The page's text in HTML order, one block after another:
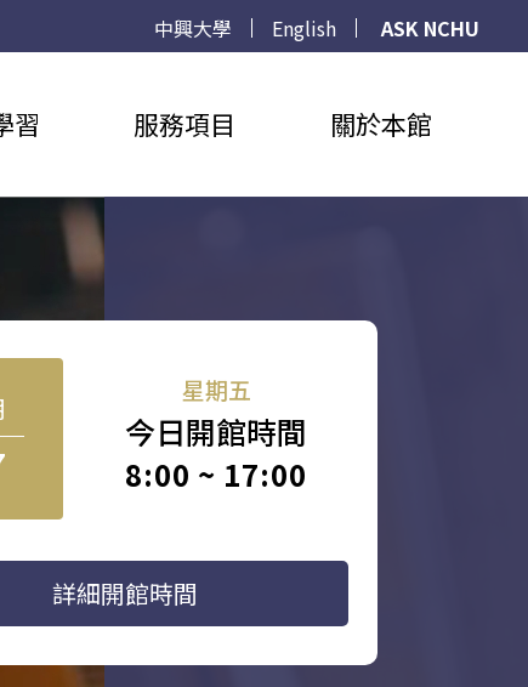
中興大學 English
ASK NCHU
習 服務項目 關於本館
星期五
今日開館時間
8:00 ~ 17:00
詳細開館時間